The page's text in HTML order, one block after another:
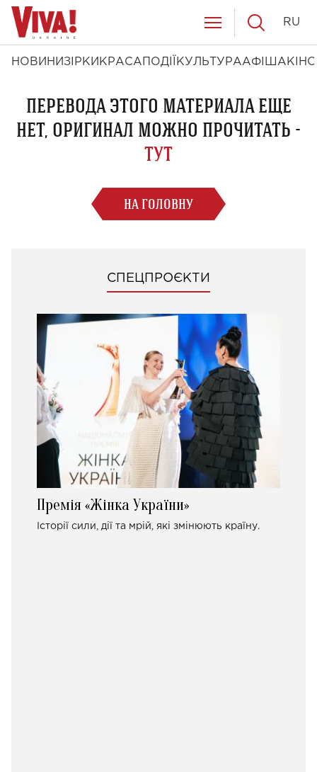
НОВИНИ ЗІРКИ КРАСА ПОДІЇ КУЛЬТУРААФІША КІНО
RU
ПЕРЕВОДА ЭТОГО МАТЕРИАЛА ЕЩЕ
НЕТ, ОРИГИНАЛ МОЖНО ПРОЧИТАТЬ -
ТУТ
НА ГОЛОВНУ
СПЕЦПРОЄКТИ
Премія «Жінка України»
Історії сили, дії та мрій, які змінюють країну.